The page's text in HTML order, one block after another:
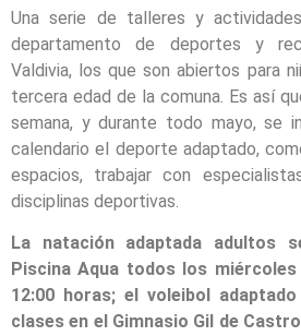
Una serie de talleres y
departamento de deportes y
Valdivia, los que son abiertos para
tercera edad de la comuna. Es así
semana, y durante todo mayo, se
calendario el deporte adaptado,
espacios, trabajar con
disciplinas deportivas.
La natación adaptada adultos
Piscina Aqua todos los
12:00 horas; el voleibol
clases en el Gimnasio Gil de